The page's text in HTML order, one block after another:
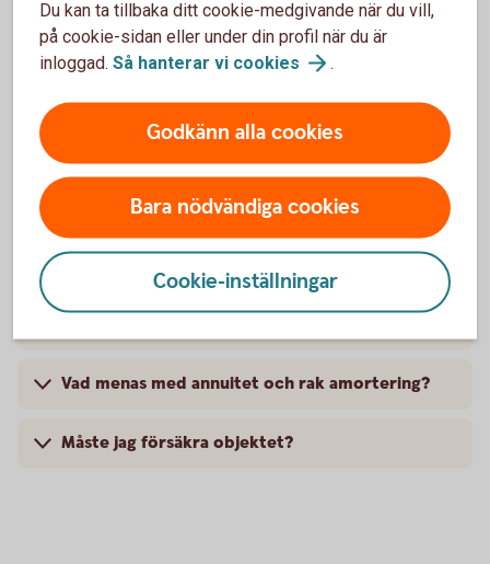
Mer information
Hur amorterar jag extra eller löser ett lån?
Kan jag använda Fritidslånet om jag ska köpa
Vad menas med annuitet och rak amortering?
Måste jag försäkra objektet?
Du kan ta tillbaka ditt cookie-medgivande när du vill,
på cookie-sidan eller under din profil när du är
inloggad. Så hanterar vi cookies .
Godkänn alla cookies
Bara nödvändiga cookies
Cookie-inställningar